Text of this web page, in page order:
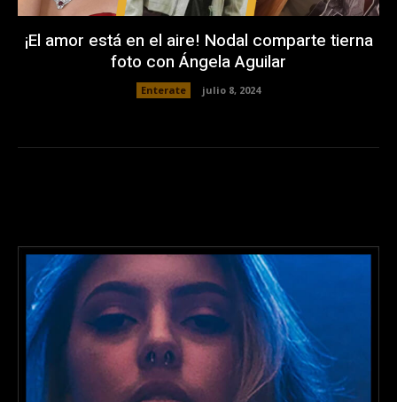
¡El amor está en el aire! Nodal comparte tierna
foto con Ángela Aguilar
Enterate julio 8, 2024